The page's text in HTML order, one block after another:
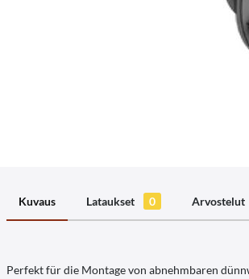
Kuvaus Lataukset 0 Arvostelut
Perfekt für die Montage von abnehmbaren